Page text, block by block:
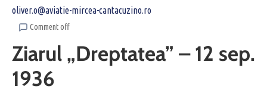
oliver.o@aviatie-mircea-cantacuzino.ro
Comment off
Ziarul „Dreptatea” – 12 sep.
1936